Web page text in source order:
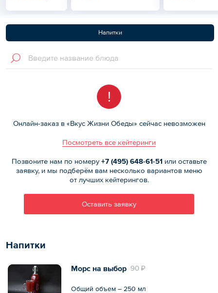
Напитки
!
Онлайн-заказ в «Вкус Жизни Обеды» сейчас невозможен
Посмотреть все кейтеринги
Позвоните нам по номеру+7 (495) 648-61-51или оставьте
заявку, и мы подберём вам несколько вариантов меню
от лучших кейтерингов.
Оставить заявку
Напитки
90 ₽
Морс на выбор
Общий объем – 250 мл